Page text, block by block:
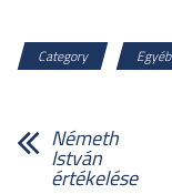
Category Egyéb
Németh
István
értékelése